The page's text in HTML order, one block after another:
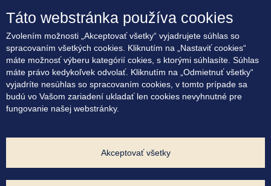
Bývanie
Terasové byty
Lokalita
Blog
Kontakt
Súhlas na marketingové oslovovanie
Táto webstránka používa cookies
Zvolením možnosti „Akceptovať všetky“ vyjadrujete súhlas so
spracovaním všetkých cookies. Kliknutím na „Nastaviť cookies“
máte možnosť výberu kategórií cokies, s ktorými súhlasíte. Súhlas
máte právo kedykoľvek odvolať. Kliknutím na „Odmietnuť všetky“
vyjadríte nesúhlas so spracovaním cookies, v tomto prípade sa
budú vo Vašom zariadení ukladať len cookies nevyhnutné pre
fungovanie našej webstránky.
Akceptovať všetky